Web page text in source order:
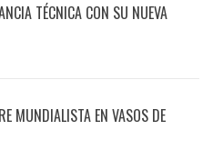
TÉCNICA CON SU NUEVA
MUNDIALISTA EN VASOS DE